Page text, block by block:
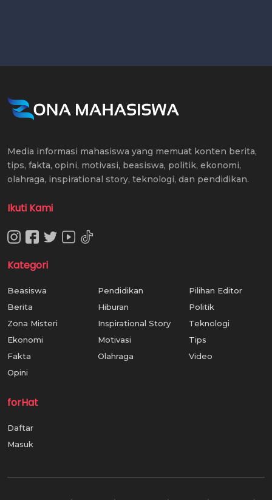
Media informasi mahasiswa yang memuat konten berita,
tips, fakta, opini, motivasi, beasiswa, politik, ekonomi,
olahraga, inspirational story, teknologi, dan pendidikan.
Ikuti Kami
Kategori
Beasiswa
Berita
Zona Misteri
Ekonomi
Fakta
Opini
Pendidikan
Hiburan
Inspirational Story
Motivasi
Olahraga
Pilihan Editor
Politik
Teknologi
Tips
Video
forHat
Daftar
Masuk